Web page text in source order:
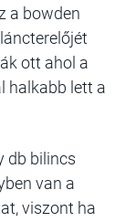
a bowden
ott ahol a
halkabb lett a
db bilincs
van a
viszont ha